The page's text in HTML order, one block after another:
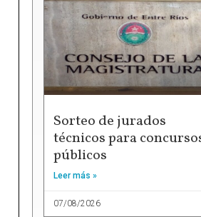
Sorteo de jurados
técnicos para
públicos
Leer más »
07/08/2026